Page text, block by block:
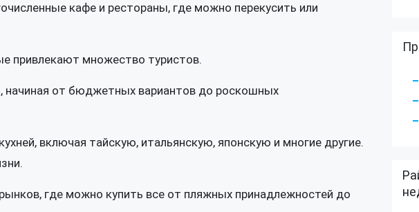
кафе и рестораны, где можно перекусить или
привлекают множество туристов.
начиная от бюджетных вариантов до роскошных
включая тайскую, итальянскую, японскую и многие другие.
где можно купить все от пляжных принадлежностей до